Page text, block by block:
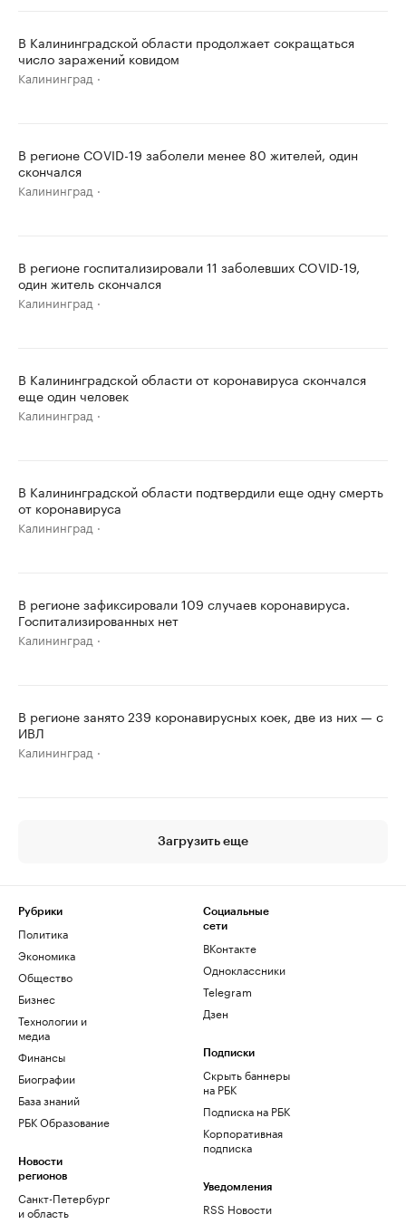
В Калининградской области продолжает сокращаться
число заражений ковидом
Калининград
В регионе COVID-19 заболели менее 80 жителей, один
скончался
Калининград
В регионе госпитализировали 11 заболевших COVID-19,
один житель скончался
Калининград
В Калининградской области от коронавируса скончался
еще один человек
Калининград
В Калининградской области подтвердили еще одну смерть
от коронавируса
Калининград
В регионе зафиксировали 109 случаев коронавируса.
Госпитализированных нет
Калининград
В регионе занято 239 коронавирусных коек, две из них — с
ИВЛ
Калининград
Загрузить еще
Рубрики
Политика
Экономика
Общество
Бизнес
Технологии и
медиа
Финансы
Биографии
База знаний
РБК Образование
Новости
регионов
Санкт-Петербург
и область
Социальные
сети
ВКонтакте
Одноклассники
Telegram
Дзен
Подписки
Скрыть баннеры
на РБК
Подписка на РБК
Корпоративная
подписка
Уведомления
RSS Новости